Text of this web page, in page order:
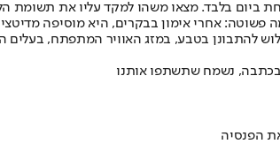
ביום בלבד. מצאו משהו למקד עליו את תשומת
פשוטה: אחרי אימון בבקרים, היא מוסיפה
להתבונן בטבע, במזג האוויר המתפתח,
נשמח שתשתפו אותנו
הפנסיה